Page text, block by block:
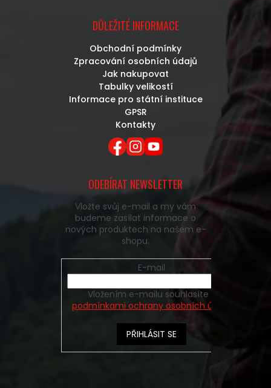
DŮLEŽITÉ INFORMACE
Obchodní podmínky
Zpracování osobních údajů
Jak nakupovat
Tabulky velikostí
Informace pro státní instituce
GPSR
Kontakty
ODEBÍRAT NEWSLETTER
Vložte svůj e-mail a my vám
budeme zasílat informace o
nových produktech na našem e-
shopu.
E-mail
podmínkami ochrany osobních údajů
PŘIHLÁSIT SE